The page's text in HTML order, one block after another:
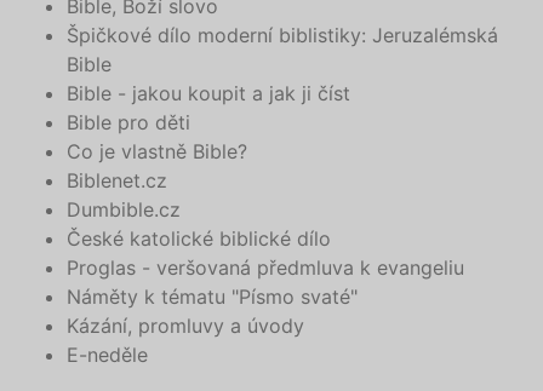
Bible, Boží slovo
Špičkové dílo moderní biblistiky: Jeruzalémská
Bible
Bible - jakou koupit a jak ji číst
Bible pro děti
Co je vlastně Bible?
Biblenet.cz
Dumbible.cz
České katolické biblické dílo
Proglas - veršovaná předmluva k evangeliu
Náměty k tématu "Písmo svaté"
Kázání, promluvy a úvody
E-neděle